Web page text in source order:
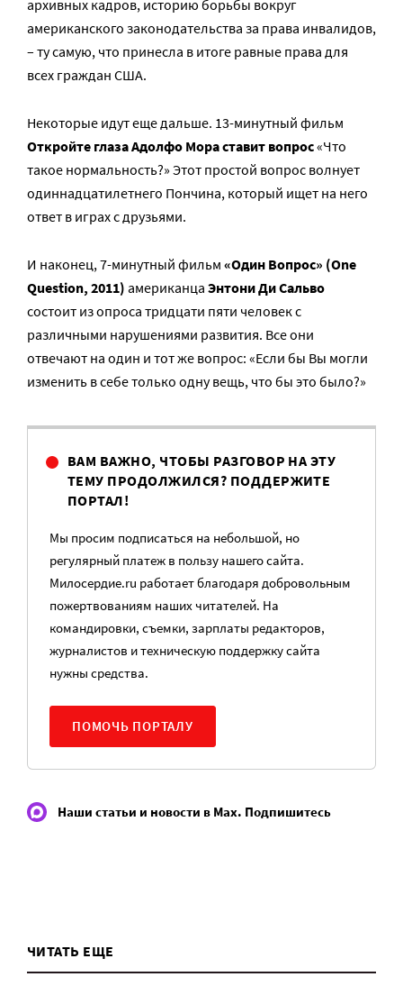
архивных кадров, историю борьбы вокруг
американского законодательства за права инвалидов,
– ту самую, что принесла в итоге равные права для
всех граждан США.
Некоторые идут еще дальше. 13-минутный фильм
Откройте глаза Адолфо Мора ставит вопрос«Что
такое нормальность?» Этот простой вопрос волнует
одиннадцатилетнего Пончина, который ищет на него
ответ в играх с друзьями.
И наконец, 7-минутный фильм «Один Вопрос» (One
Question, 2011) американца Энтони Ди Сальво
состоит из опроса тридцати пяти человек с
различными нарушениями развития. Все они
отвечают на один и тот же вопрос: «Если бы Вы могли
изменить в себе только одну вещь, что бы это было?»
ВАМ ВАЖНО, ЧТОБЫ РАЗГОВОР НА ЭТУ
ТЕМУ ПРОДОЛЖИЛСЯ? ПОДДЕРЖИТЕ
ПОРТАЛ!
Мы просим подписаться на небольшой, но
регулярный платеж в пользу нашего сайта.
Милосердие.ru работает благодаря добровольным
пожертвованиям наших читателей. На
командировки, съемки, зарплаты редакторов,
журналистов и техническую поддержку сайта
нужны средства.
ПОМОЧЬ ПОРТАЛУ
Наши статьи и новости в Max. Подпишитесь
ЧИТАТЬ ЕЩЕ